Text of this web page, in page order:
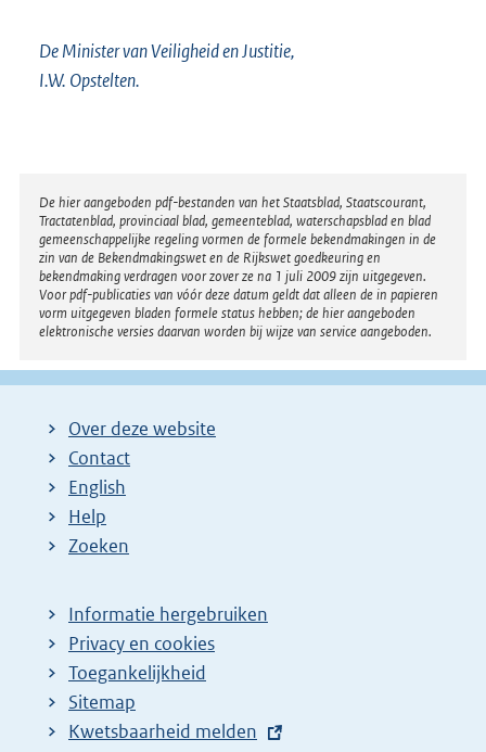
De Minister van Veiligheid en Justitie,
I.W. Opstelten.
Disclaimer
De hier aangeboden pdf-bestanden van het Staatsblad, Staatscourant,
Tractatenblad, provinciaal blad, gemeenteblad, waterschapsblad en blad
gemeenschappelijke regeling vormen de formele bekendmakingen in de
zin van de Bekendmakingswet en de Rijkswet goedkeuring en
bekendmaking verdragen voor zover ze na 1 juli 2009 zijn uitgegeven.
Voor pdf-publicaties van vóór deze datum geldt dat alleen de in papieren
vorm uitgegeven bladen formele status hebben; de hier aangeboden
elektronische versies daarvan worden bij wijze van service aangeboden.
Over deze website
Contact
English
Help
Zoeken
Informatie hergebruiken
Privacy en cookies
Toegankelijkheid
Sitemap
E
Kwetsbaarheid melden